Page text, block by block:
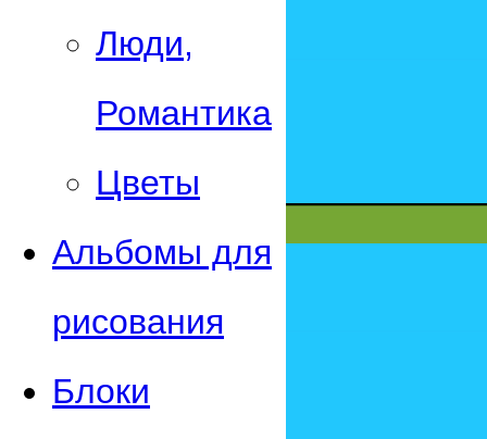
Люди,
Романтика
Цветы
Альбомы для
рисования
Блоки